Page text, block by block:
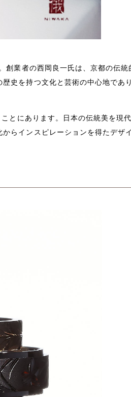
業者の西岡良一氏は、京都の伝
史を持つ文化と芸術の中心地であ
とにあります。日本の伝統美を
らインスピレーションを得たデザ